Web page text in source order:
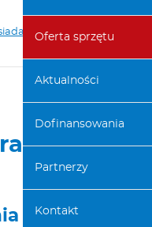
Oferta sprzętu
Aktualności
Dofinansowania
Partnerzy
Kontakt
BraunAbility